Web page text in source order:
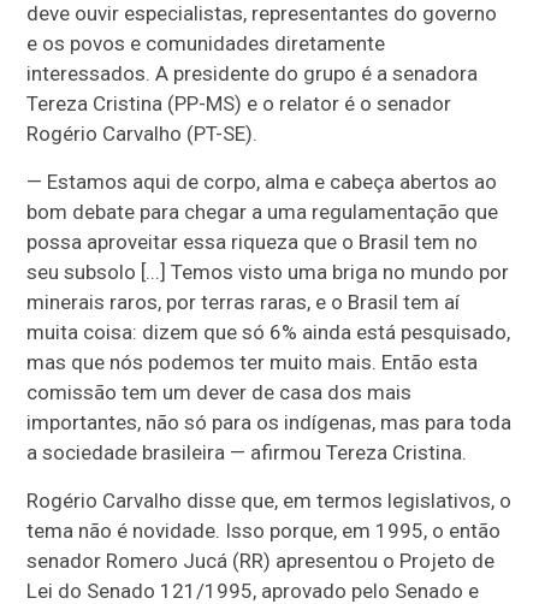
deve ouvir especialistas, representantes do governo
e os povos e comunidades diretamente
interessados. A presidente do grupo é a senadora
Tereza Cristina (PP-MS) e o relator é o senador
Rogério Carvalho (PT-SE).
— Estamos aqui de corpo, alma e cabeça abertos ao
bom debate para chegar a uma regulamentação que
possa aproveitar essa riqueza que o Brasil tem no
seu subsolo [...] Temos visto uma briga no mundo por
minerais raros, por terras raras, e o Brasil tem aí
muita coisa: dizem que só 6% ainda está pesquisado,
mas que nós podemos ter muito mais. Então esta
comissão tem um dever de casa dos mais
importantes, não só para os indígenas, mas para toda
a sociedade brasileira — afirmou Tereza Cristina.
Rogério Carvalho disse que, em termos legislativos, o
tema não é novidade. Isso porque, em 1995, o então
senador Romero Jucá (RR) apresentou o Projeto de
Lei do Senado 121/1995, aprovado pelo Senado e